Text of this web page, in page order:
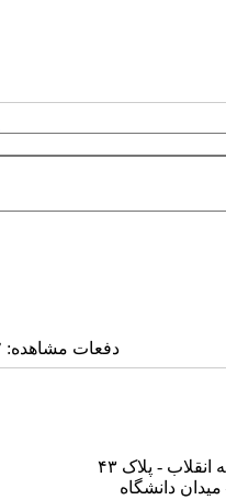
دفعات مشاهده: ۱۱۴۲ بار |
- پلاک ۴۳
دانشگاه